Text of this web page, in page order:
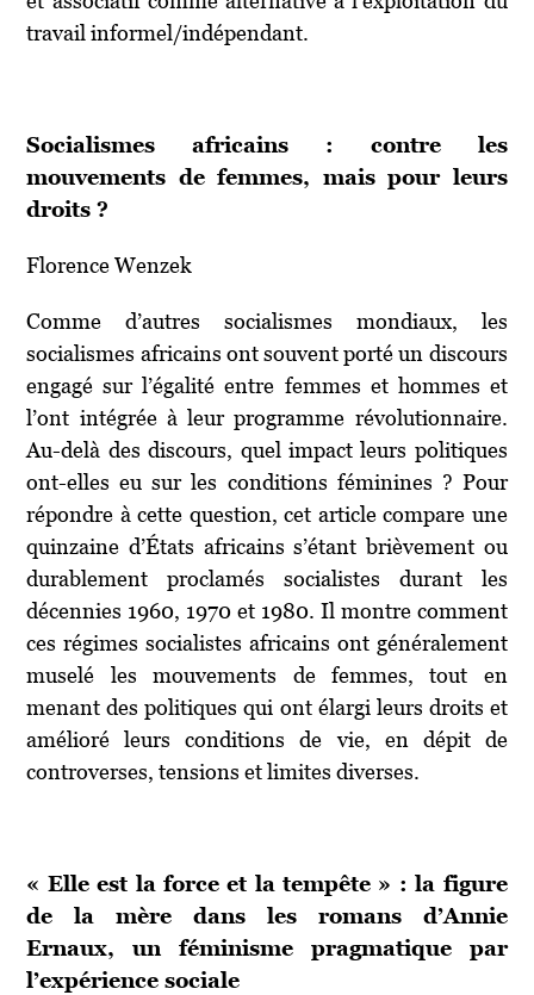
travail informel/indépendant.
Socialismes africains : contre les
mouvements de femmes, mais pour leurs
droits ?
Florence Wenzek
Comme d’autres socialismes mondiaux, les
socialismes africains ont souvent porté un discours
engagé sur l’égalité entre femmes et hommes et
l’ont intégrée à leur programme révolutionnaire.
Au-delà des discours, quel impact leurs politiques
ont-elles eu sur les conditions féminines ? Pour
répondre à cette question, cet article compare une
quinzaine d’États africains s’étant brièvement ou
durablement proclamés socialistes durant les
décennies 1960, 1970 et 1980. Il montre comment
ces régimes socialistes africains ont généralement
muselé les mouvements de femmes, tout en
menant des politiques qui ont élargi leurs droits et
amélioré leurs conditions de vie, en dépit de
controverses, tensions et limites diverses.
« Elle est la force et la tempête » : la figure
de la mère dans les romans d’Annie
Ernaux, un féminisme pragmatique par
l’expérience sociale